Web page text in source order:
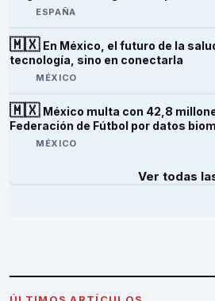
ESPAÑA
🇲🇽 En México, el futuro de la
tecnología, sino en conectarla
MÉXICO
🇲🇽 México multa con 42,8
Federación de Fútbol por datos
MÉXICO
Ver todas